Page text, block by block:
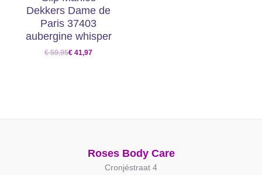
Dekkers Dame de
Paris 37403
aubergine whisper
€59,95€ 41,97
Roses Body Care
Cronjéstraat 4